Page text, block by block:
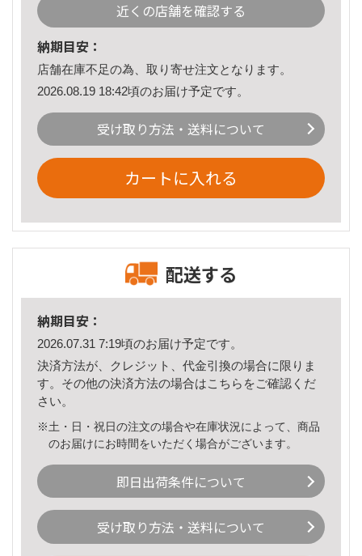
近くの店舗を確認する
納期目安：
店舗在庫不足の為、取り寄せ注文となります。
2026.08.19 18:42頃のお届け予定です。
受け取り方法・送料について
カートに入れる
配送する
納期目安：
2026.07.31 7:19頃のお届け予定です。
決済方法が、クレジット、代金引換の場合に限りま
す。その他の決済方法の場合はこちら をご確認くだ
さい。
※土・日・祝日の注文の場合や在庫状況によって、商品
のお届けにお時間をいただく場合がございます。
即日出荷条件について
受け取り方法・送料について